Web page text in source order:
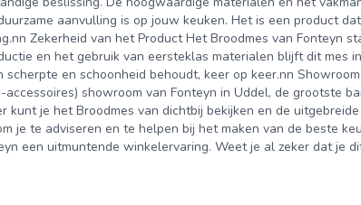
aanvulling is op jouw keuken. Het is een product
Zekerheid van het Product Het Broodmes van Fonteyn
en het gebruik van eersteklas materialen blijft dit mes
en schoonheid behoudt, keer op keer.nn
showroom van Fonteyn in Uddel, de grootste
kunt je het Broodmes van dichtbij bekijken en de
je te adviseren en te helpen bij het maken van de beste
een uitmuntende winkelervaring. Weet je al zeker dat je